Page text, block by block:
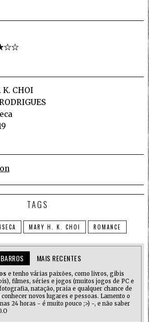
CHOI
TAGS
MARY H. K. CHOI ROMANCE
MAIS RECENTES
e tenho várias paixões, como livros, gibis
filmes, séries e jogos (muitos jogos de PC e
natação, praia e qualquer chance de
novos lugares e pessoas. Lamento o
24 horas - é muito pouco ;>) -, e não saber